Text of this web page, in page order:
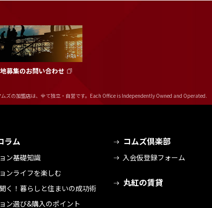
募集のお問い合わせ
ムズの加盟店は、全て独立・自営です。Each Office is Independently Owned and Operated.
ラム
ン基礎知識
ンライフを楽しむ
く！暮らしと住まいの成功術
ン選び&購入のポイント
コムズ倶楽部
入会仮登録フォーム
丸紅の賃貸